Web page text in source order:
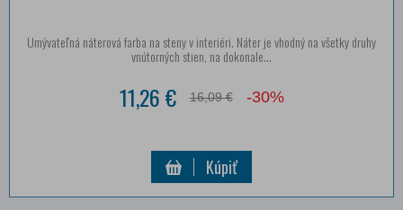
Umývateľná náterová farba na steny v interiéri. Náter je vhodný na všetky druhy
vnútorných stien, na dokonale...
11,26 € 16,09 € -30%
Kúpiť